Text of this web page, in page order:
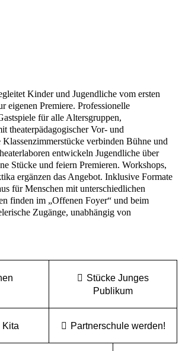
Kinder und Jugendliche vom ersten
eigenen Premiere. Professionelle
für alle Altersgruppen,
theaterpädagogischer Vor- und
verbinden Bühne und
entwickeln Jugendliche über
Stücke und feiern Premieren. Workshops,
ergänzen das Angebot. Inklusive Formate
für Menschen mit unterschiedlichen
finden im „Offenen Foyer“ und beim
Zugänge, unabhängig von
Stücke Junges
Publikum
Kita Partnerschule werden!